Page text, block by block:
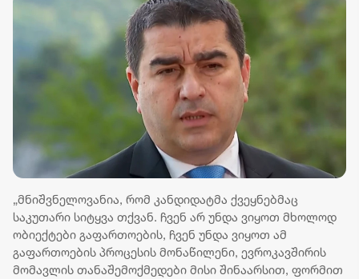
„მნიშვნელოვანია, რომ კანდიდატმა ქვეყნებმაც
საკუთარი სიტყვა თქვან. ჩვენ არ უნდა ვიყოთ მხოლოდ
ობიექტები გაფართოების, ჩვენ უნდა ვიყოთ ამ
გაფართოების პროცესის მონაწილენი, ევროკავშირის
მომავლის თანაშემოქმედები მისი შინაარსით, ფორმით